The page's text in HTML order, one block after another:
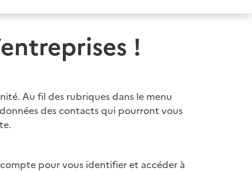
!
Au fil des rubriques dans le menu
des contacts qui pourront vous
pour vous identifier et accéder à